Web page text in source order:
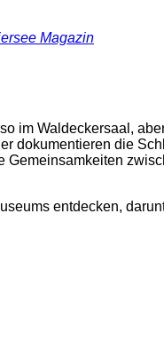
Magazin
im Waldeckersaal,
dokumentieren die
entdecken,